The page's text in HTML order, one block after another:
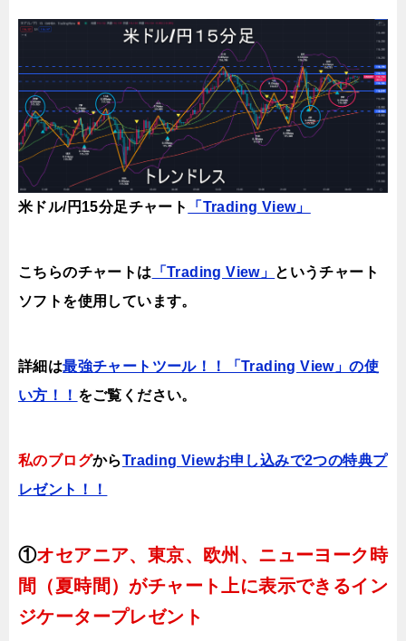
米ドル/円15分足チャート 「Trading View」
こちらのチャートは 「Trading View」 というチャート
ソフトを使用しています。
詳細は最強チャートツール！！「Trading View」の使
い方！！ をご覧ください。
私のブログからTrading Viewお申し込みで2つの特典プ
レゼント！！
①オセアニア、東京、欧州、ニューヨーク時
間（夏時間）がチャート上に表示できるイン
ジケータープレゼント